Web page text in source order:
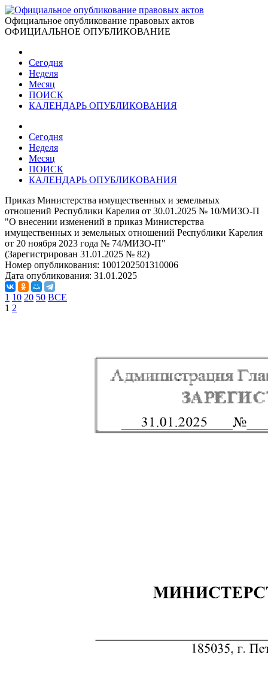
Официальное опубликование правовых актов
ОФИЦИАЛЬНОЕ ОПУБЛИКОВАНИЕ
Сегодня
Неделя
Месяц
ПОИСК
КАЛЕНДАРЬ ОПУБЛИКОВАНИЯ
Сегодня
Неделя
Месяц
ПОИСК
КАЛЕНДАРЬ ОПУБЛИКОВАНИЯ
Приказ Министерства имущественных и земельных
отношений Республики Карелия от 30.01.2025 № 10/МИЗО-П
"О внесении изменений в приказ Министерства
имущественных и земельных отношений Республики Карелия
от 20 ноября 2023 года № 74/МИЗО-П"
(Зарегистрирован 31.01.2025 № 82)
Номер опубликования: 1001202501310006
Дата опубликования: 31.01.2025
1 10 20 50 ВСЕ
1 2